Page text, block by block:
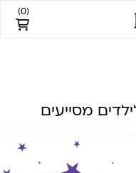
(
0
)
מסייעים